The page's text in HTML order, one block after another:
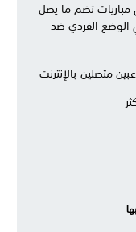
مباريات تضم ما يصل
الوضع الفردي ضد